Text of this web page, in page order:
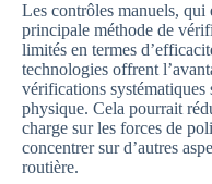
Les contrôles manuels, qui
principale méthode de
limités en termes
technologies offrent
vérifications systématiques
physique. Cela pourrait
charge sur les forces de
concentrer sur d’autres
routière.